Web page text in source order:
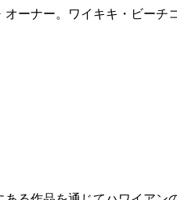
WAIKIKI MALIA
HYATT
ーナー。ワイキキ・ビーチ